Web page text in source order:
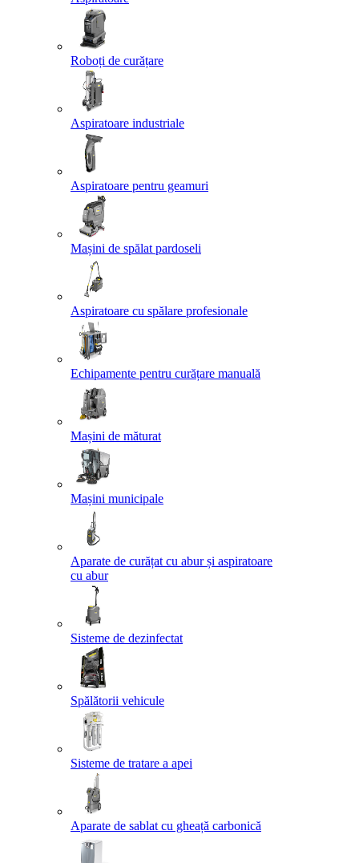
Roboți de curățare
Aspiratoare industriale
Aspiratoare pentru geamuri
Mașini de spălat pardoseli
Aspiratoare cu spălare profesionale
Echipamente pentru curățare manuală
Mașini de măturat
Mașini municipale
Aparate de curățat cu abur și aspiratoare
cu abur
Sisteme de dezinfectat
Spălătorii vehicule
Sisteme de tratare a apei
Aparate de sablat cu gheață carbonică